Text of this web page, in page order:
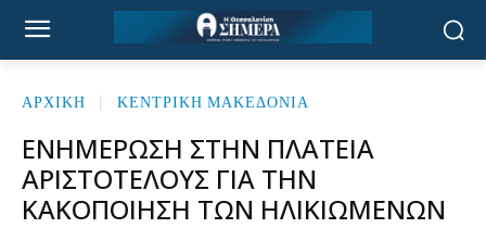
ΑΡΧΙΚΉ ΚΕΝΤΡΙΚΗ ΜΑΚΕΔΟΝΙΑ
ΕΝΗΜΈΡΩΣΗ ΣΤΗΝ ΠΛΑΤΕΊΑ
ΑΡΙΣΤΟΤΈΛΟΥΣ ΓΙΑ ΤΗΝ
ΚΑΚΟΠΟΊΗΣΗ ΤΩΝ ΗΛΙΚΙΩΜΈΝΩΝ